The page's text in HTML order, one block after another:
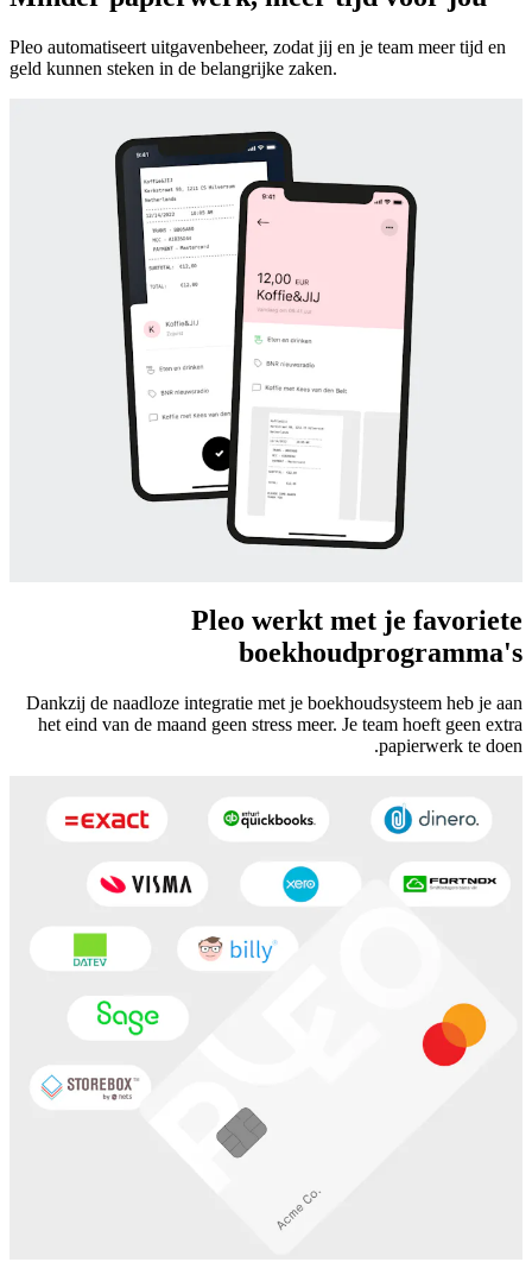
Pleo automatiseert uitgavenbeheer, zodat jij en je team meer tijd en
geld kunnen steken in de belangrijke zaken.
Pleo werkt met je favoriete
boekhoudprogramma's
Dankzij de naadloze integratie met je boekhoudsysteem heb je aan
het eind van de maand geen stress meer. Je team hoeft geen extra
papierwerk te doen.